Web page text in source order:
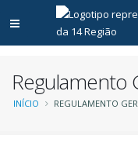
Abrir menu principal
Regulamento
Trilha
INÍCIO REGULAMENTO